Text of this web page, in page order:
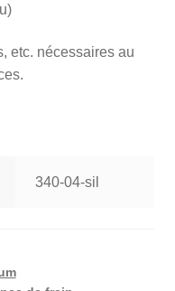
etc. nécessaires au
340-04-sil